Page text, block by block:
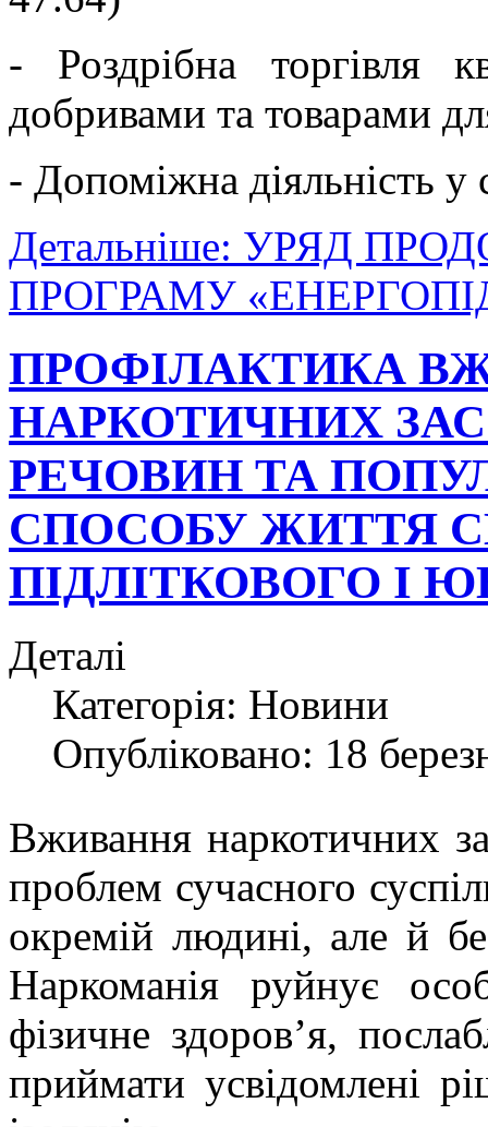
- Роздрібна торгівля
добривами та товарами
- Допоміжна діяльність
Детальніше: УРЯД
ПРОГРАМУ
ПРОФІЛАКТИКА
НАРКОТИЧНИХ
РЕЧОВИН ТА
СПОСОБУ ЖИТТЯ
ПІДЛІТКОВОГО І
Деталі
Категорія: Новини
Опубліковано: 18
Вживання наркотичних
проблем сучасного
окремій людині, але й
Наркоманія руйнує
фізичне здоров’я,
приймати усвідомлені